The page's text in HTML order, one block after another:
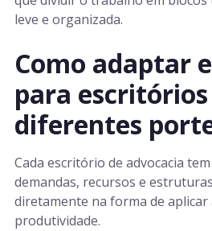
leve e organizada.
Como adaptar
para escritórios
diferentes
Cada escritório de advocacia
demandas, recursos e
diretamente na forma de aplicar
produtividade.